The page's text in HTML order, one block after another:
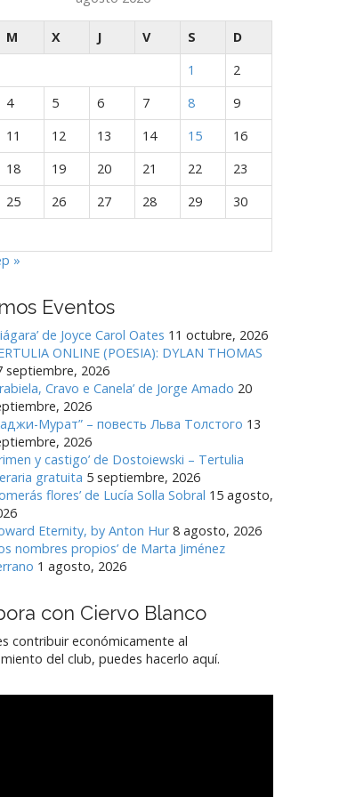
M X J V S
D
1
2
4 5 6 7 8
9
11 12 13 14 15
16
18 19 20 21 22
23
25 26 27 28 29
30
»
Eventos
de Joyce Carol Oates 11 octubre, 2026
ONLINE (POESIA): DYLAN THOMAS
septiembre, 2026
Cravo e Canela’ de Jorge Amado 20
2026
Мурат” – повесть Льва Толстого 13
2026
y castigo’ de Dostoiewski – Tertulia
gratuita 5 septiembre, 2026
flores’ de Lucía Solla Sobral 15 agosto,
Eternity, by Anton Hur 8 agosto, 2026
nombres propios’ de Marta Jiménez
1 agosto, 2026
con Ciervo Blanco
contribuir económicamente al
del club, puedes hacerlo aquí.